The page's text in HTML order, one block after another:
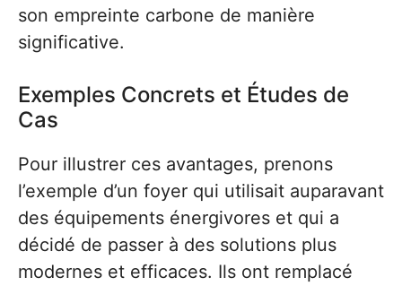
son empreinte carbone de manière
significative.
Exemples Concrets et Études de
Cas
Pour illustrer ces avantages, prenons
l’exemple d’un foyer qui utilisait auparavant
des équipements énergivores et qui a
décidé de passer à des solutions plus
modernes et efficaces. Ils ont remplacé